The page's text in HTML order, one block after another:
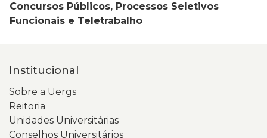
Concursos Públicos, Processos Seletivos
Funcionais e Teletrabalho
Institucional
Sobre a Uergs
Reitoria
Unidades Universitárias
Conselhos Universitários